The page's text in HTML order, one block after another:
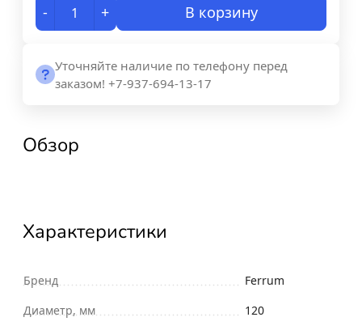
- + В корзину
Уточняйте наличие по телефону перед
заказом! +7-937-694-13-17
Обзор
Характеристики
Бренд
Ferrum
Диаметр, мм
120